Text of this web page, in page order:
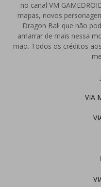
no canal VM
mapas, novos
Dragon Ball que não
amarrar de mais nessa
mão. Todos os créditos
VIA